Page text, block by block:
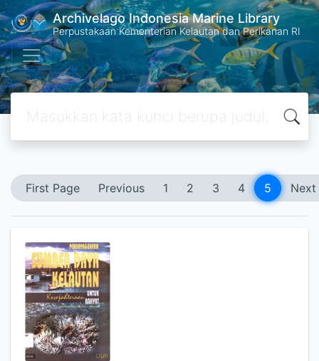
Archivelago Indonesia Marine Library
Perpustakaan Kementerian Kelautan dan Perikanan RI
First Page Previous 1 2 3 4 5 Next